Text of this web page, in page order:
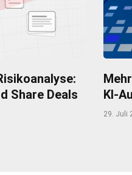
Share Deals
KI-
29. Juli